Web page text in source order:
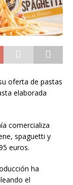
oferta de pastas
elaborada
comercializa
spaguetti y
euros.
ha
el